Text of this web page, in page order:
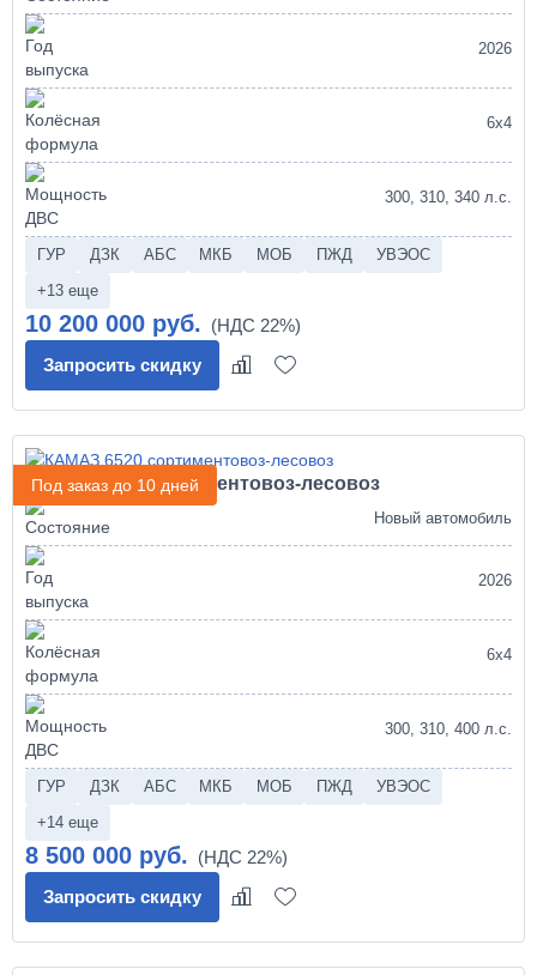
2026
6х4
300, 310, 340 л.с.
ГУР ДЗК АБС МКБ МОБ ПЖД
УВЭОС
+13 еще
10 200 000 руб.
Запросить скидку
Под заказ до 10 дней
КАМАЗ 6520 сортиментовоз-лесовоз
Новый автомобиль
2026
6х4
300, 310, 400 л.с.
ГУР ДЗК АБС МКБ МОБ ПЖД
УВЭОС
+14 еще
8 500 000 руб.
Запросить скидку